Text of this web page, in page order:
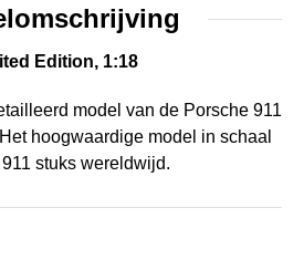
Edition, 1:18
model van de Porsche 911
hoogwaardige model in schaal
stuks wereldwijd.